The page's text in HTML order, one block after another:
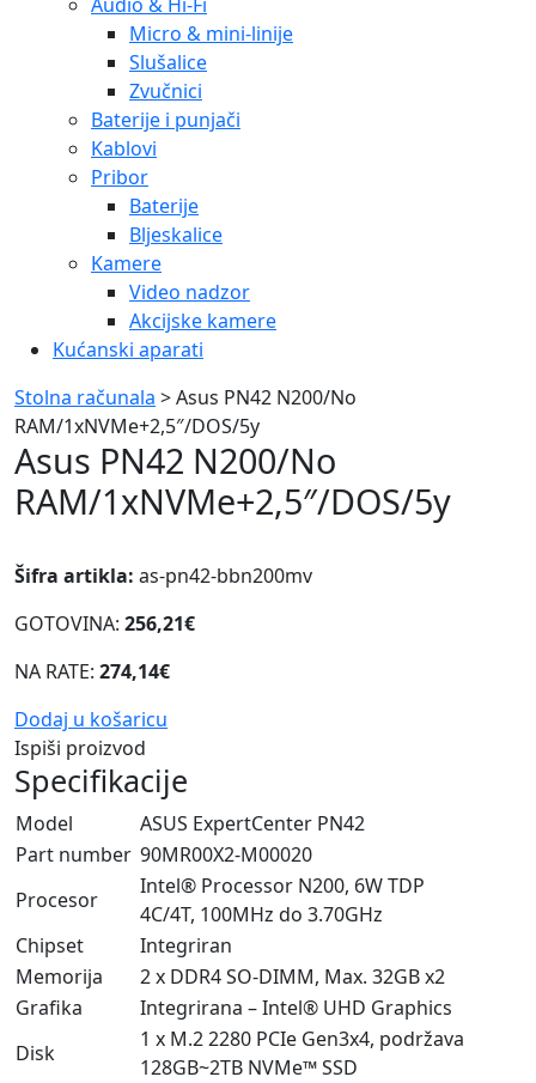
Micro & mini-linije
Slušalice
Zvučnici
Baterije i punjači
Kablovi
Pribor
Baterije
Bljeskalice
Kamere
Video nadzor
Akcijske kamere
Kućanski aparati
Stolna računala > Asus PN42 N200/No
RAM/1xNVMe+2,5″/DOS/5y
Asus PN42 N200/No
RAM/1xNVMe+2,5″/DOS/5y
Šifra artikla: as-pn42-bbn200mv
GOTOVINA: 256,21€
NA RATE: 274,14€
Dodaj u košaricu
Ispiši proizvod
Specifikacije
Model
ASUS ExpertCenter PN42
Part number 90MR00X2-M00020
Procesor
Intel® Processor N200, 6W TDP
4C/4T, 100MHz do 3.70GHz
Chipset
Integriran
Memorija
2 x DDR4 SO-DIMM, Max. 32GB x2
Grafika
Integrirana – Intel® UHD Graphics
Disk
1 x M.2 2280 PCIe Gen3x4, podržava
128GB~2TB NVMe™ SSD